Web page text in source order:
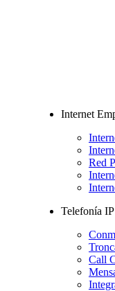
Internet
Red
Telefonía IP
Call